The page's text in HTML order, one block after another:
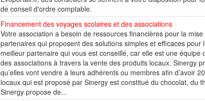
de conseil d'ordre comptable.
Financement des voyages scolaires et des associations
Votre association a besoin de ressources financières pour la
partenaires qui proposent des solutions simples et efficaces
meilleur partenaire qui vous est conseillé, car elle est une
des associations à travers la vente des produits locaux. Sinergy
qu’elles vont vendre à leurs adhérents ou membres afin d’avoir
locaux qui est proposé par Sinergy est constitué du chocolat, du
Sinergy propose de...